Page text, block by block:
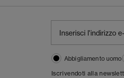
Abbigliamento uomo
Iscrivendoti alla